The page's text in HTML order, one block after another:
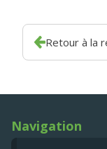
Retour à la
Navigation